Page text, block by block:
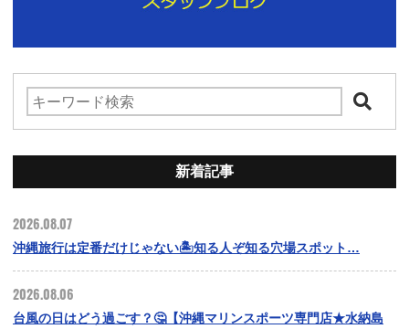
新着記事
2026.08.07
沖縄旅行は定番だけじゃない🏝️知る人ぞ知る穴場スポット…
2026.08.06
台風の日はどう過ごす？🤔【沖縄マリンスポーツ専門店★水納島